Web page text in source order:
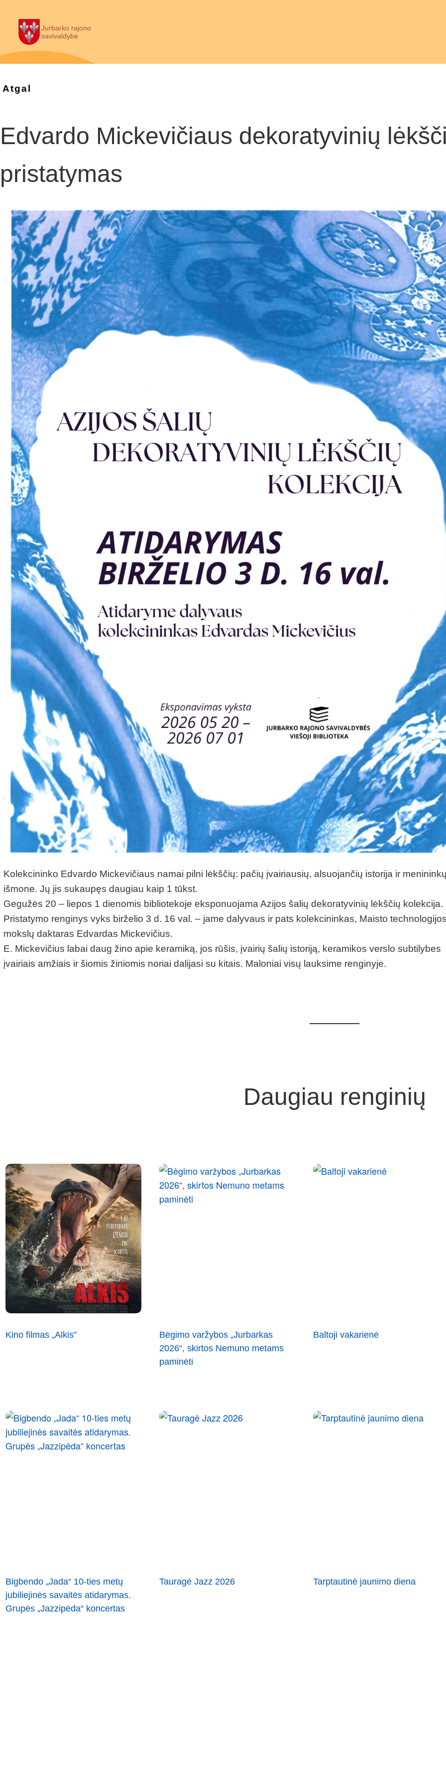
Jurbarko rajono
savivaldybė
Atgal
Edvardo Mickevičiaus dekoratyvinių
pristatymas
Kolekcininko Edvardo Mickevičiaus namai pilni lėkščių: pačių įvairiausių, alsuojančių istorija ir
išmone. Jų jis sukaupęs daugiau kaip 1 tūkst.
Gegužės 20 – liepos 1 dienomis bibliotekoje eksponuojama Azijos šalių dekoratyvinių lėkščių kolekcija.
Pristatymo renginys vyks birželio 3 d. 16 val. – jame dalyvaus ir pats kolekcininkas, Maisto
mokslų daktaras Edvardas Mickevičius.
E. Mickevičius labai daug žino apie keramiką, jos rūšis, įvairių šalių istoriją, keramikos verslo subtilybes
įvairiais amžiais ir šiomis žiniomis noriai dalijasi su kitais. Maloniai visų lauksime renginyje.
Daugiau renginių
Kino filmas „Alkis”
Bėgimo varžybos „Jurbarkas
2026“, skirtos Nemuno metams
paminėti
Baltoji vakarienė
Bigbendo „Jada“ 10-ties metų
jubiliejinės savaitės atidarymas.
Grupės „Jazzipėda“ koncertas
Tauragė Jazz 2026 Tarptautinė jaunimo diena